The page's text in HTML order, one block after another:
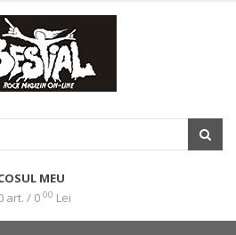
MEU
art. / 0 00 Lei